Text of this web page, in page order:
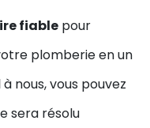
fiable pour
plomberie en un
nous, vous pouvez
sera résolu